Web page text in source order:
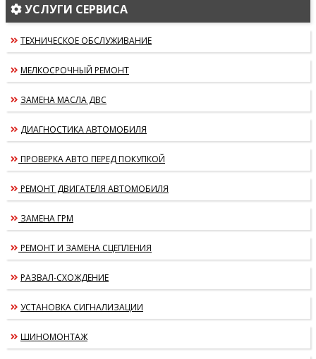
УСЛУГИ СЕРВИСА
ТЕХНИЧЕСКОЕ ОБСЛУЖИВАНИЕ
МЕЛКОСРОЧНЫЙ РЕМОНТ
ЗАМЕНА МАСЛА ДВС
ДИАГНОСТИКА АВТОМОБИЛЯ
ПРОВЕРКА АВТО ПЕРЕД ПОКУПКОЙ
РЕМОНТ ДВИГАТЕЛЯ АВТОМОБИЛЯ
ЗАМЕНА ГРМ
РЕМОНТ И ЗАМЕНА СЦЕПЛЕНИЯ
РАЗВАЛ-СХОЖДЕНИЕ
УСТАНОВКА СИГНАЛИЗАЦИИ
ШИНОМОНТАЖ